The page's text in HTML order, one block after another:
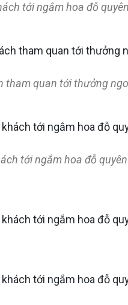
tới ngắm hoa đỗ
quan tới thưởng
tới ngắm hoa đỗ